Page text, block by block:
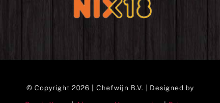
© Copyright 2026 | Chefwijn B.V. | Designed by